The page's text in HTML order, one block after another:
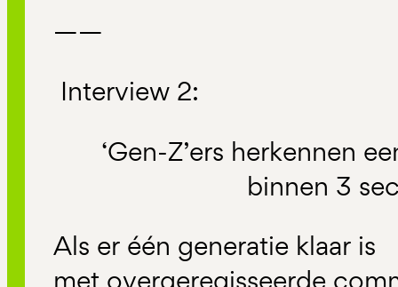
——
Interview 2:
‘Gen-Z’ers herkennen
binnen 3
Als er één generatie klaar is